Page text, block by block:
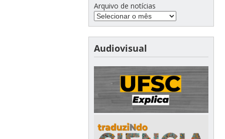
Arquivo de notícias
Audiovisual